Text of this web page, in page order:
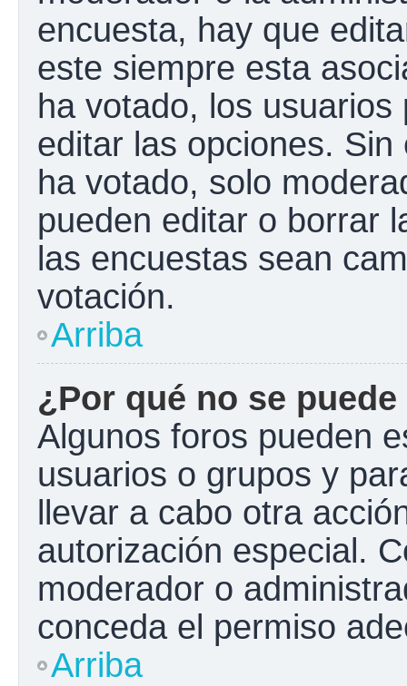
encuesta, hay que
este siempre esta
ha votado, los
editar las opciones.
ha votado, solo
pueden editar o borrar
las encuestas sean
votación.
Arriba
¿Por qué no se
Algunos foros pueden
usuarios o grupos y
llevar a cabo otra
autorización especial.
moderador o
conceda el permiso
Arriba